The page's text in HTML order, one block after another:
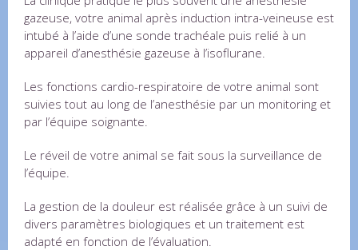
gazeuse, votre animal après induction intra-veineuse est
intubé à l’aide d’une sonde trachéale puis relié à un
appareil d’anesthésie gazeuse à l’isoflurane.
Les fonctions cardio-respiratoire de votre animal sont
suivies tout au long de l’anesthésie par un monitoring et
par l’équipe soignante.
Le réveil de votre animal se fait sous la surveillance de
l’équipe.
La gestion de la douleur est réalisée grâce à un suivi de
divers paramètres biologiques et un traitement est
adapté en fonction de l’évaluation.